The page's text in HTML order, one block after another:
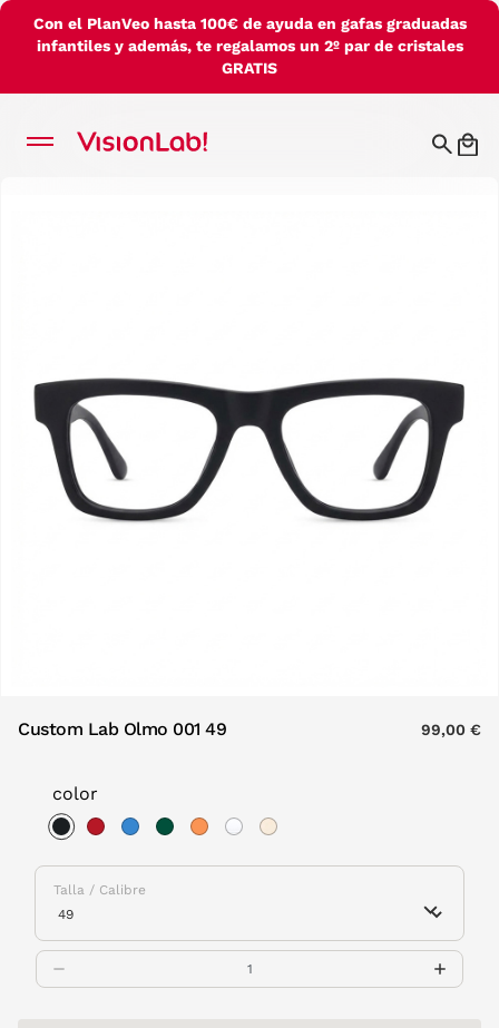
Con el PlanVeo hasta 100€ de ayuda en gafas graduadas
infantiles y además, te regalamos un 2º par de cristales
GRATIS
Custom Lab Olmo 001 49 99,00 €
color
Talla / Calibre